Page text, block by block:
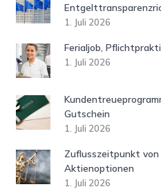
1. Juli 2026
Ferialjob,
1. Juli 2026
Gutschein
1. Juli 2026
Zuflusszeitpunkt von
Aktienoptionen
1. Juli 2026